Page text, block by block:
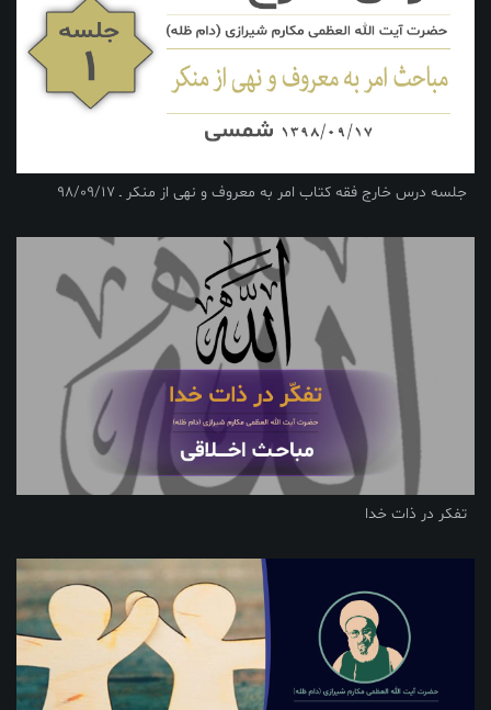
جلسه درس خارج فقه کتاب امر به معروف و نهی از منکر ـ 98/09/17
تفکر در ذات خدا